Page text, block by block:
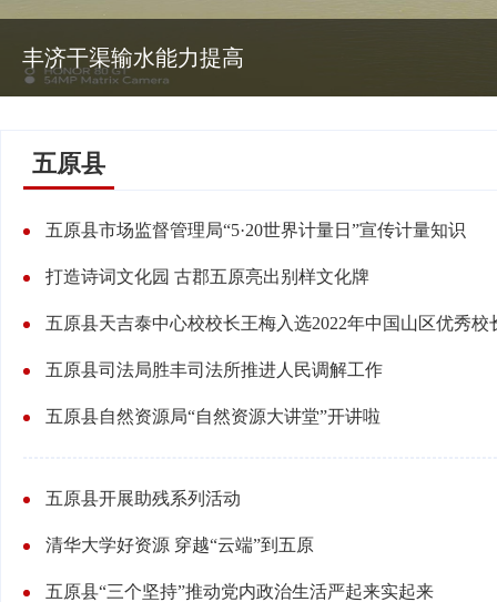
丰济干渠输水能力提高
五原县
五原县市场监督管理局“5·20世界计量日”宣传计量知识
打造诗词文化园 古郡五原亮出别样文化牌
五原县司法局胜丰司法所推进人民调解工作
五原县自然资源局“自然资源大讲堂”开讲啦
五原县开展助残系列活动
清华大学好资源 穿越“云端”到五原
五原县“三个坚持”推动党内政治生活严起来实起来